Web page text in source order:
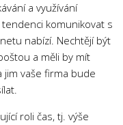
a využívání
tendenci komunikovat s
nabízí. Nechtějí být
a měli by mít
vaše firma bude
roli čas, tj. výše